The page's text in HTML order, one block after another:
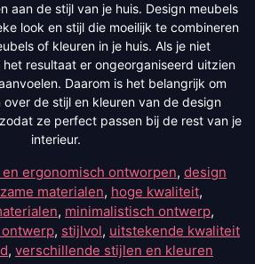
aan de stijl van je huis. Design meubels
look en stijl die moeilijk te combineren
of kleuren in je huis. Als je niet
resultaat er ongeorganiseerd uitzien
Daarom is het belangrijk om
de stijl en kleuren van de design
ze perfect passen bij de rest van je
interieur.
ergonomisch ontworpen, design
materialen, hoge kwaliteit,
, minimalistisch ontwerp,
, stijlvol, uitstekende kwaliteit
, verschillende stijlen en kleuren